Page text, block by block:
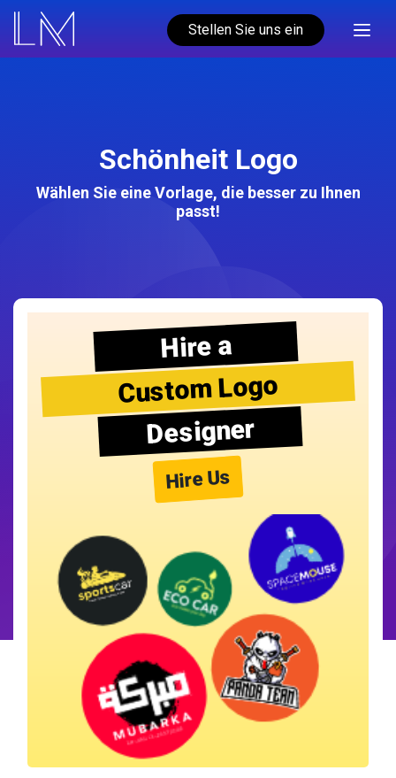
Stellen Sie uns ein
Schönheit Logo
Wählen Sie eine Vorlage, die besser zu Ihnen
passt!
Hire a
Custom Logo
Designer
Hire Us